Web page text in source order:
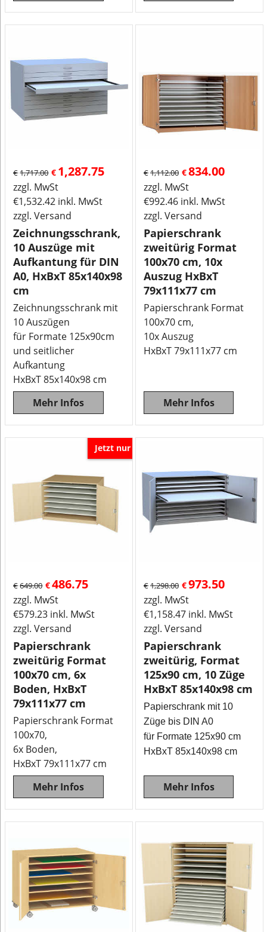
€1,717.00 € 1,287.75
zzgl. MwSt
€1,532.42 inkl. MwSt
zzgl. Versand
Zeichnungsschrank,
10 Auszüge mit
Aufkantung für DIN
A0, HxBxT 85x140x98
cm
Zeichnungsschrank mit
10 Auszügen
für Formate 125x90cm
und seitlicher
Aufkantung
HxBxT 85x140x98 cm
Mehr Infos
€1,112.00 €834.00
zzgl. MwSt
€992.46 inkl. MwSt
zzgl. Versand
Papierschrank
zweitürig Format
100x70 cm, 10x
Auszug HxBxT
79x111x77 cm
Papierschrank Format
100x70 cm,
10x Auszug
HxBxT 79x111x77 cm
Mehr Infos
Jetzt nur
€649.00 €486.75
zzgl. MwSt
€579.23 inkl. MwSt
zzgl. Versand
Papierschrank
zweitürig Format
100x70 cm, 6x
Boden, HxBxT
79x111x77 cm
Papierschrank Format
100x70,
6x Boden,
HxBxT 79x111x77 cm
Mehr Infos
€1,298.00 €973.50
zzgl. MwSt
€1,158.47 inkl. MwSt
zzgl. Versand
Papierschrank
zweitürig, Format
125x90 cm, 10 Züge
HxBxT 85x140x98 cm
Papierschrank mit 10
Züge bis DIN A0
für Formate 125x90 cm
HxBxT 85x140x98 cm
Mehr Infos